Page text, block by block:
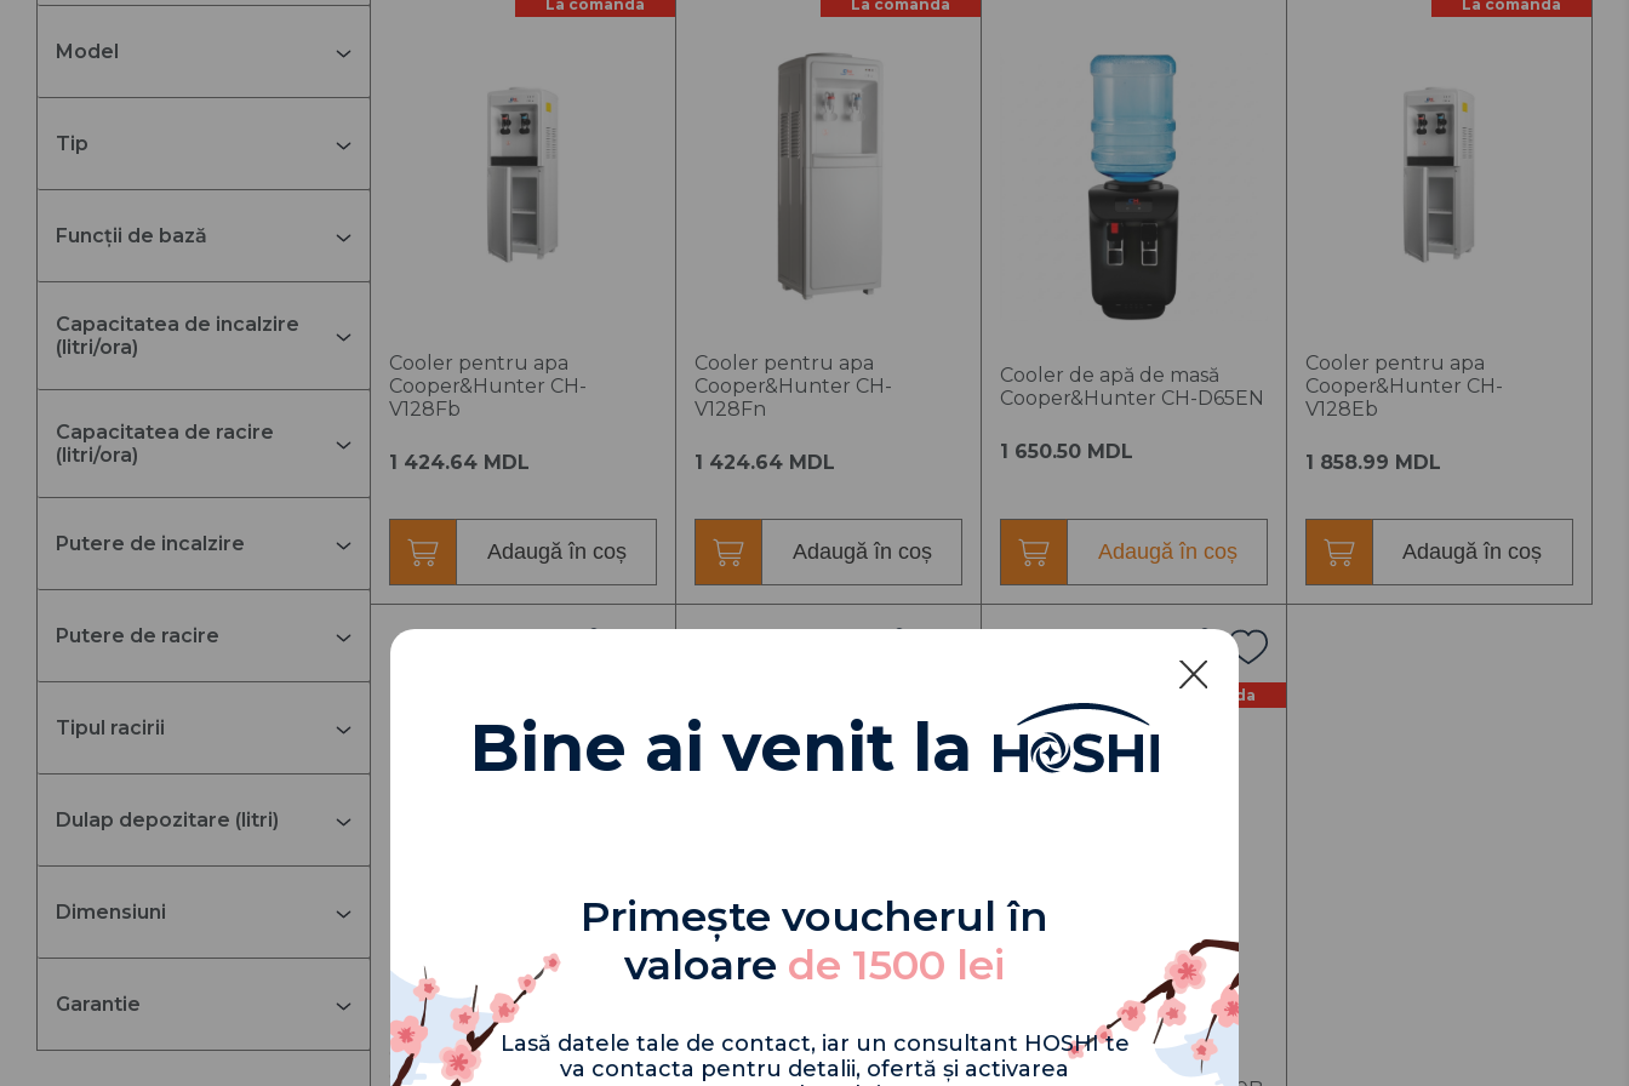
condiționat portabile
sisteme climatizare
Ventiloconvectoare
tip consolă
Ventiloconvectoare
de perete
Ventiloconvectoare
Categoria C
Model
Tip
Funcții de bază
Capacitatea de incalzire
(litri/ora)
Capacitatea de racire
(litri/ora)
Putere de incalzire
Putere de racire
Tipul racirii
Dulap depozitare (litri)
Dimensiuni
Garantie
La comanda
Cooler pentru apa
Cooper&Hunter CH-
V128Fb
1 424.64 MDL
Adaugă în coș
La comanda
Cooler pentru apa
Cooper&Hunter CH-
V128Fn
1 424.64 MDL
Adaugă în coș
Cooler de apă de masă
Cooper&Hunter CH-D65EN
1 650.50 MDL
Adaugă în coș
La comanda
Cooler pentru apa
Cooper&Hunter CH-
V128Eb
1 858.99 MDL
Adaugă în coș
Cooler pentru apa
Cooper&Hunter CH-
Cooler pentru apa
La comanda
Cooler pentru apa
Bine ai venit la
Primește voucherul în
valoare de 1500 lei
Lasă datele tale de contact, iar un consultant HOSHI te
va contacta pentru detalii, ofertă și activarea